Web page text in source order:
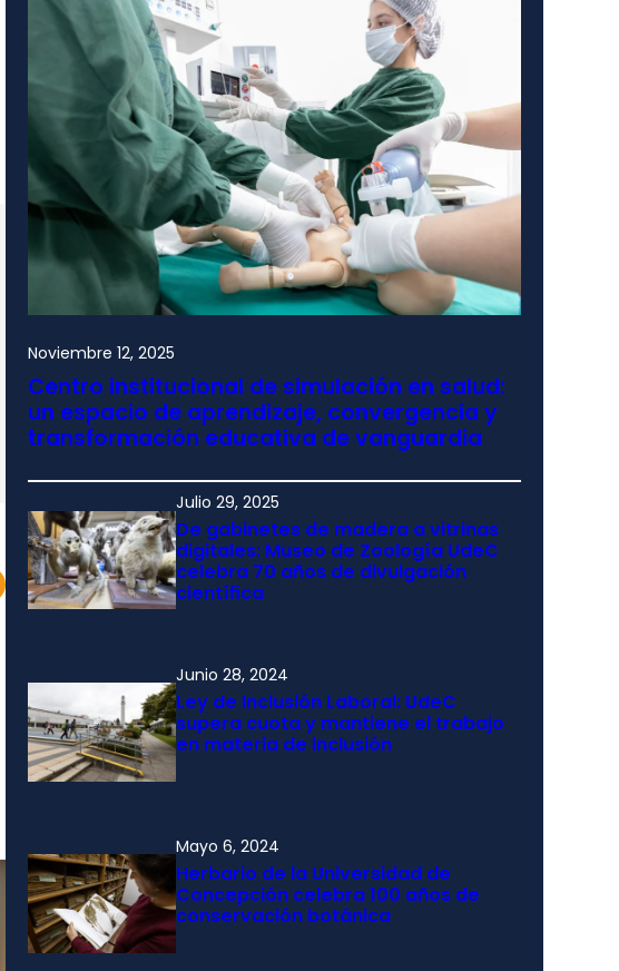
Noviembre 12, 2025
Centro institucional de simulación en salud:
un espacio de aprendizaje, convergencia y
transformación educativa de vanguardia
Julio 29, 2025
De gabinetes de madera a vitrinas
digitales: Museo de Zoología UdeC
celebra 70 años de divulgación
científica
Junio 28, 2024
Ley de Inclusión Laboral: UdeC
supera cuota y mantiene el trabajo
en materia de inclusión
Mayo 6, 2024
Herbario de la Universidad de
Concepción celebra 100 años de
conservación botánica